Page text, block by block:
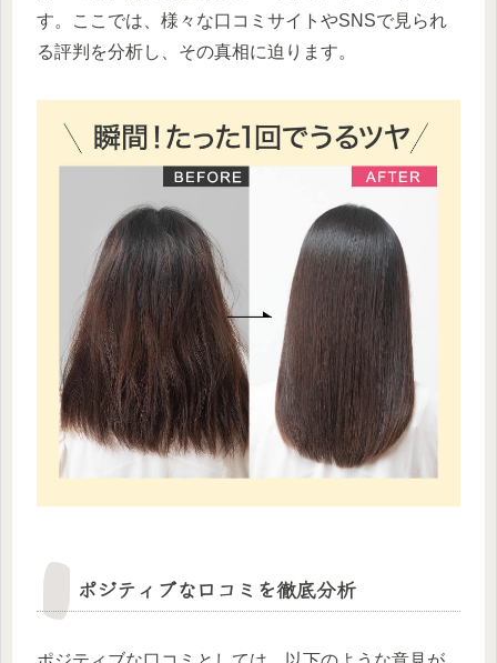
す。ここでは、様々な口コミサイトやSNSで見られ
る評判を分析し、その真相に迫ります。
ポジティブな口コミを徹底分析